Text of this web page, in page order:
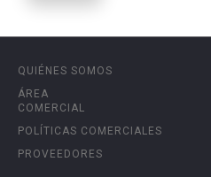
QUIÉNES SOMOS
ÁREA
COMERCIAL
POLÍTICAS COMERCIALES
PROVEEDORES